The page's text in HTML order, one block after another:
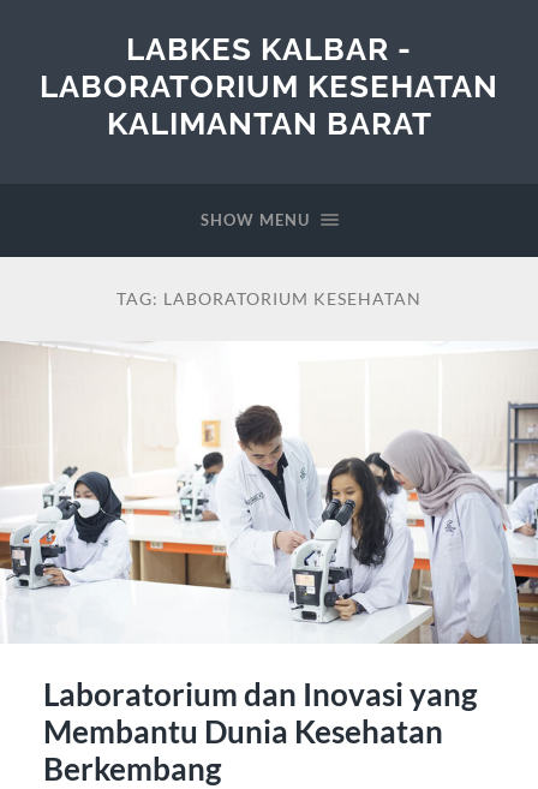
LABKES KALBAR -
LABORATORIUM KESEHATAN
KALIMANTAN BARAT
SHOW MENU
TAG: LABORATORIUM KESEHATAN
Laboratorium dan Inovasi yang
Membantu Dunia Kesehatan
Berkembang